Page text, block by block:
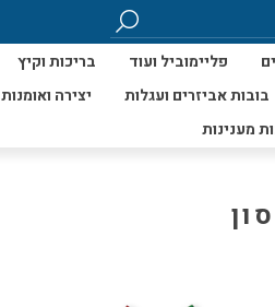
פליימוביל ועוד בריכות וקיץ
בובות אביזרים ועגלות
יצירה ואומנות
מענינות